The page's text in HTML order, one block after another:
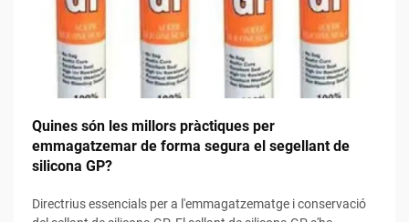
Quines són les millors pràctiques per
emmagatzemar de forma segura el segellant de
silicona GP?
Directrius essencials per a l'emmagatzematge i conservació